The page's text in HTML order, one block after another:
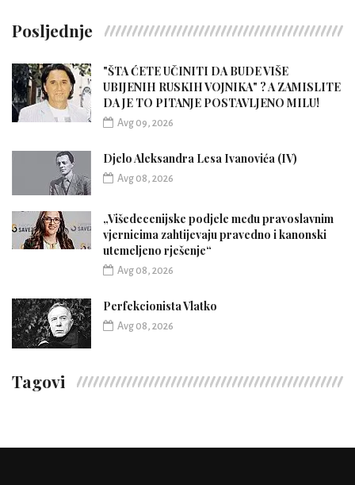
Posljednje
"ŠTA ĆETE UČINITI DA BUDE VIŠE
UBIJENIH RUSKIH VOJNIKA" ? A ZAMISLITE
DA JE TO PITANJE POSTAVLJENO MILU!
Avg 09, 2026
Djelo Aleksandra Lesa Ivanovića (IV)
Avg 08, 2026
„Višedecenijske podjele među pravoslavnim
vjernicima zahtijevaju pravedno i kanonski
utemeljeno rješenje“
Avg 08, 2026
Perfekcionista Vlatko
Avg 08, 2026
Tagovi